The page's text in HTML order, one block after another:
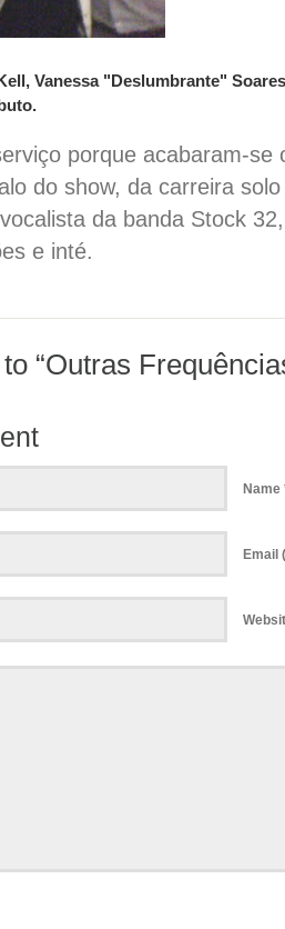
Vanessa "Deslumbrante"
porque acabaram-se
do show, da carreira
da banda Stock
e inté.
“Outras
Name
Email